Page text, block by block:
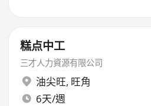
糕点中工
三才人力資源有限公司
油尖旺, 旺角
6天/週